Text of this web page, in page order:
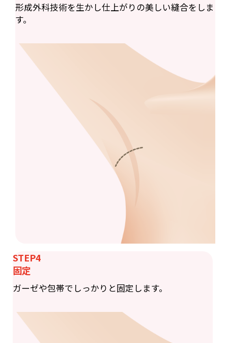
形成外科技術を生かし仕上がりの美しい縫合をしま
す。
STEP4
固定
ガーゼや包帯でしっかりと固定します。